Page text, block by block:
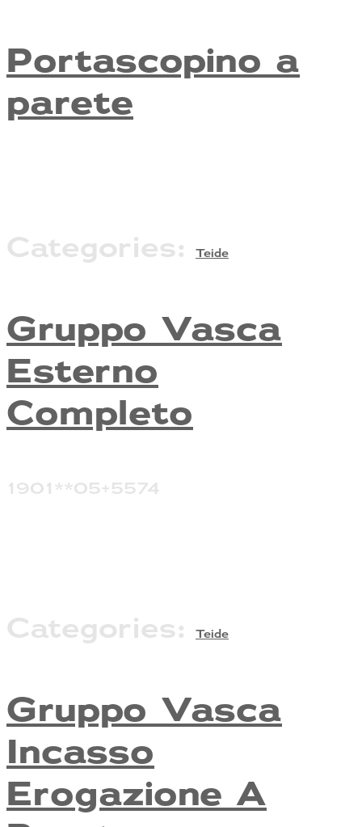
Portascopino a
parete
Categories: Teide
Gruppo Vasca
Esterno
Completo
1901**05+5574
Categories: Teide
Gruppo Vasca
Incasso
Erogazione A